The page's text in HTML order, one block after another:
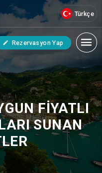
Türkçe
Rezervasyon Yap
FIYATLI
SUNAN